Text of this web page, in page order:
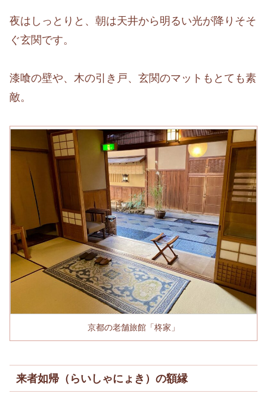
夜はしっとりと、朝は天井から明るい光が降りそそ
ぐ玄関です。
漆喰の壁や、木の引き戸、玄関のマットもとても素
敵。
京都の老舗旅館「柊家」
来者如帰（らいしゃにょき）の額縁